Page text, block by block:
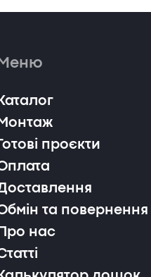
Меню
Каталог
Монтаж
Готові проєкти
та повернення
Про нас